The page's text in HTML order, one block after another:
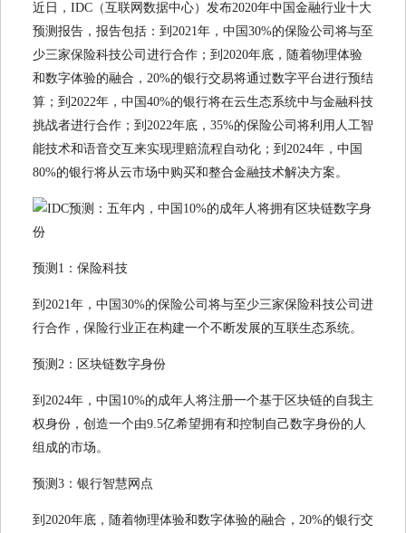
近日，IDC（互联网数据中心）发布2020年中国金融行业十大
预测报告，报告包括：到2021年，中国30%的保险公司将与至
少三家保险科技公司进行合作；到2020年底，随着物理体验
和数字体验的融合，20%的银行交易将通过数字平台进行预结
算；到2022年，中国40%的银行将在云生态系统中与金融科技
挑战者进行合作；到2022年底，35%的保险公司将利用人工智
能技术和语音交互来实现理赔流程自动化；到2024年，中国
80%的银行将从云市场中购买和整合金融技术解决方案。
预测1：保险科技
到2021年，中国30%的保险公司将与至少三家保险科技公司进
行合作，保险行业正在构建一个不断发展的互联生态系统。
预测2：区块链数字身份
到2024年，中国10%的成年人将注册一个基于区块链的自我主
权身份，创造一个由9.5亿希望拥有和控制自己数字身份的人
组成的市场。
预测3：银行智慧网点
到2020年底，随着物理体验和数字体验的融合，20%的银行交